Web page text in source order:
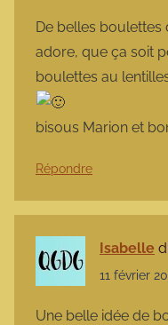
De belles boulettes
adore, que ça soit
boulettes au
bisous Marion et
Répondre
Isabelle
11 février
Une belle idée de